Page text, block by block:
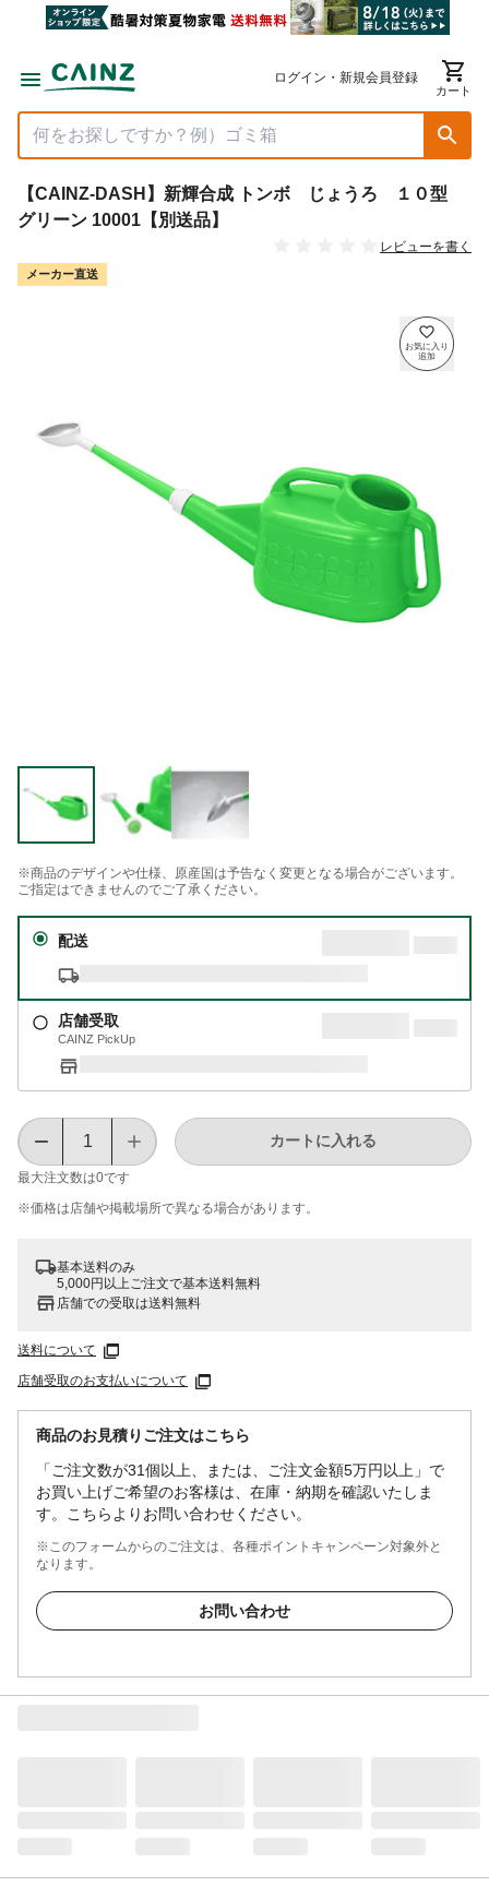
ログイン・新規会員登録
カート
【CAINZ-DASH】新輝合成 トンボ じょうろ １０型
グリーン 10001【別送品】
レビューを書く
メーカー直送
※商品のデザインや仕様、原産国は予告なく変更となる場合がございます。
ご指定はできませんのでご了承ください。
配送
店舗受取
CAINZ PickUp
最大注文数は0です
カートに入れる
※価格は​店舗や​掲載場所で​異なる​場合が​あります。
基本送料のみ
5,000円以上ご注文で基本送料無料
店舗での受取は送料無料
送料について
店舗受取のお支払いについて
商品のお見積りご注文はこちら
「ご注文数が31個以上、または、ご注文金額5万円以上」で
お買い上げご希望のお客様は、在庫・納期を確認いたしま
す。こちらよりお問い合わせください。
※このフォームからのご注文は、各種ポイントキャンペーン対象外と
なります。
お問い合わせ